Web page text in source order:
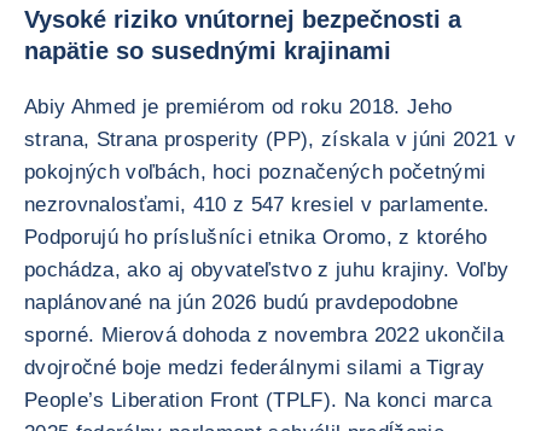
Vysoké riziko vnútornej bezpečnosti a
napätie so susednými krajinami
Abiy Ahmed je premiérom od roku 2018. Jeho
strana, Strana prosperity (PP), získala v júni 2021 v
pokojných voľbách, hoci poznačených početnými
nezrovnalosťami, 410 z 547 kresiel v parlamente.
Podporujú ho príslušníci etnika Oromo, z ktorého
pochádza, ako aj obyvateľstvo z juhu krajiny. Voľby
naplánované na jún 2026 budú pravdepodobne
sporné. Mierová dohoda z novembra 2022 ukončila
dvojročné boje medzi federálnymi silami a Tigray
People’s Liberation Front (TPLF). Na konci marca